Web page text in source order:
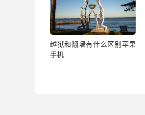
越狱和翻墙有什么区别苹果
手机